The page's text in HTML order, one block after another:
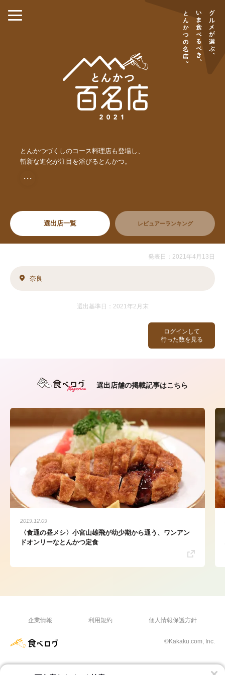
とんかつづくしのコース料理店も登場し、
斬新な進化が注目を浴びるとんかつ。
・・・
選出店一覧 レビュアーランキング
ログインして
行った数を見る
発表日：2021年4月13日
奈良
選出基準日：2021年2月末
選出店舗の掲載記事はこちら
2019.12.09
〈食通の昼メシ〉小宮山雄飛が幼少期から通う、ワンアン
ドオンリーなとんかつ定食
企業情報 利用規約 個人情報保護方針
©Kakaku.com, Inc.